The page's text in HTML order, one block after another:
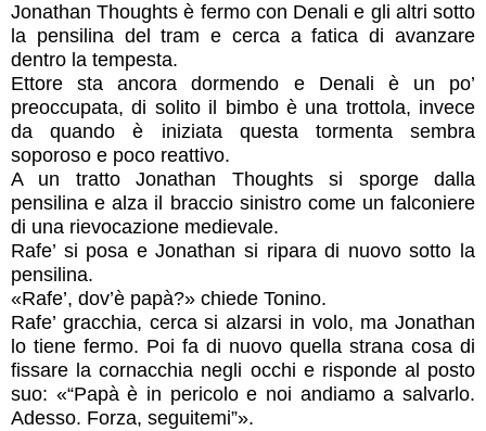
Jonathan Thoughts è fermo con Denali e gli altri sotto
la pensilina del tram e cerca a fatica di avanzare
dentro la tempesta.
Ettore sta ancora dormendo e Denali è un po’
preoccupata, di solito il bimbo è una trottola, invece
da quando è iniziata questa tormenta sembra
soporoso e poco reattivo.
A un tratto Jonathan Thoughts si sporge dalla
pensilina e alza il braccio sinistro come un falconiere
di una rievocazione medievale.
Rafe’ si posa e Jonathan si ripara di nuovo sotto la
pensilina.
«Rafe’, dov’è papà?» chiede Tonino.
Rafe’ gracchia, cerca si alzarsi in volo, ma Jonathan
lo tiene fermo. Poi fa di nuovo quella strana cosa di
fissare la cornacchia negli occhi e risponde al posto
suo: «“Papà è in pericolo e noi andiamo a salvarlo.
Adesso. Forza, seguitemi”».